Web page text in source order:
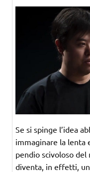
Se si spinge l’idea
immaginare la lenta
pendio scivoloso
diventa, in effetti,